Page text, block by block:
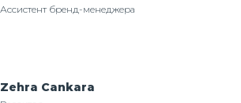
Ассистент бренд-менеджера
Zehra Cankara